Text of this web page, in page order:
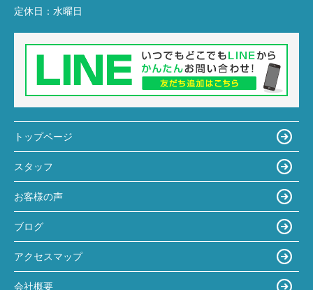
定休日： 水曜日
トップページ
スタッフ
お客様の声
ブログ
アクセスマップ
会社概要